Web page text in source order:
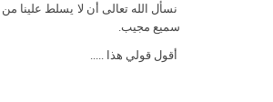
نسأل الله تعالى أن لا يسلط علينا من
سميع مجيب.
أقول قولي هذا .....